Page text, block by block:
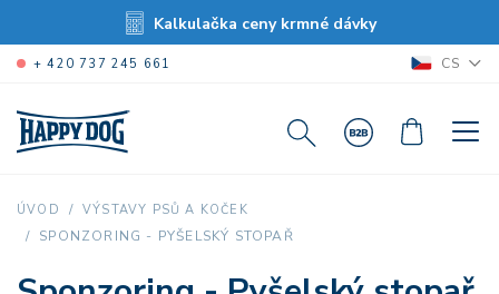
Kalkulačka ceny krmné dávky
+ 420 737 245 661 CS
ÚVOD VÝSTAVY PSŮ A KOČEK
SPONZORING - PYŠELSKÝ STOPAŘ